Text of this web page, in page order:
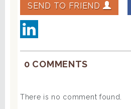
SEND TO FRIEND
0 COMMENTS
There is no comment found.